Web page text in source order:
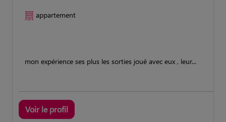
appartement
mon expérience ses plus les sorties joué avec eux , leur...
Voir le profil